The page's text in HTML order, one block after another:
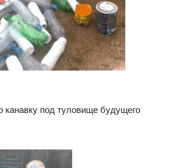
канавку под туловище будущего